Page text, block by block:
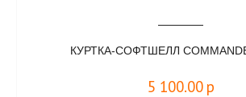
КУРТКА-СОФТШЕЛЛ
5 100.00 р